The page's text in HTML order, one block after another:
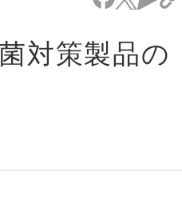
対策製品の